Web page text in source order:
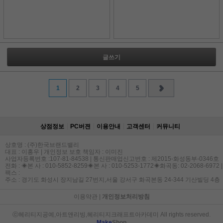
글쓰기
1 2 3 4 5
상점정보 PC버젼 이용안내 고객센터 커뮤니티
상호명 : (주)한국브랜드밸리
대표 : 이홍우 | 개인정보 보호 책임자 : 이미진
사업자등록번호 :107-81-84538 | 통신판매업신고번호 : 제2015-화성동부-0346호
전화 : ◈본 사 : 010-5852-8259◈본 사 : 010-5253-1772◈화곡동: 02-2068-6972 |
팩스 :
주소 : 경기도 화성시 장지남길 27번지,서울 강서구 화곡본동 24-344 기산빌딩 4층
이용약관 | 개인정보처리방침
ⓒ헤리티지공예,아트앤리빙,헤리티지크래프트아카데미 All rights reserved.